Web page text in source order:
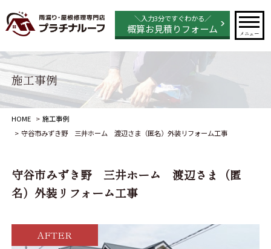
＼入力3分ですぐわかる／
概算お見積りフォーム メニュー
施工事例
HOME
施工事例
守谷市みずき野 三井ホーム 渡辺さま（匿名）外装リフォーム工事
守谷市みずき野 三井ホーム 渡辺さま（匿
名）外装リフォーム工事